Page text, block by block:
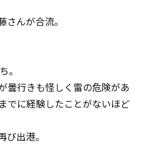
さんが合流。
。
曇行きも怪しく雷の危険があ
でに経験したことがないほど
び出港。